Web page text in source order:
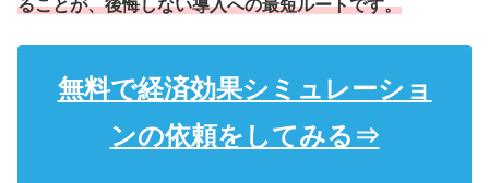
ることが、後悔しない導入への最短ルートです。
無料で経済効果シミュレーショ
ンの依頼をしてみる⇒